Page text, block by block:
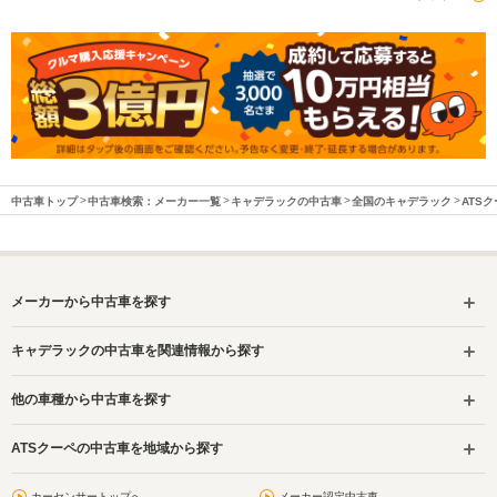
中古車トップ 中古車検索：メーカー一覧 キャデラックの中古車 全国のキャデラック ATSク
メーカーから中古車を探す
キャデラックの中古車を関連情報から探す
他の車種から中古車を探す
ATSクーペの中古車を地域から探す